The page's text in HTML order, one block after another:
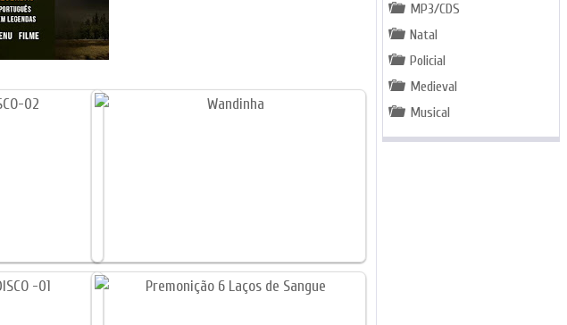
MP3/CDS
Natal
Policial
Medieval
Musical